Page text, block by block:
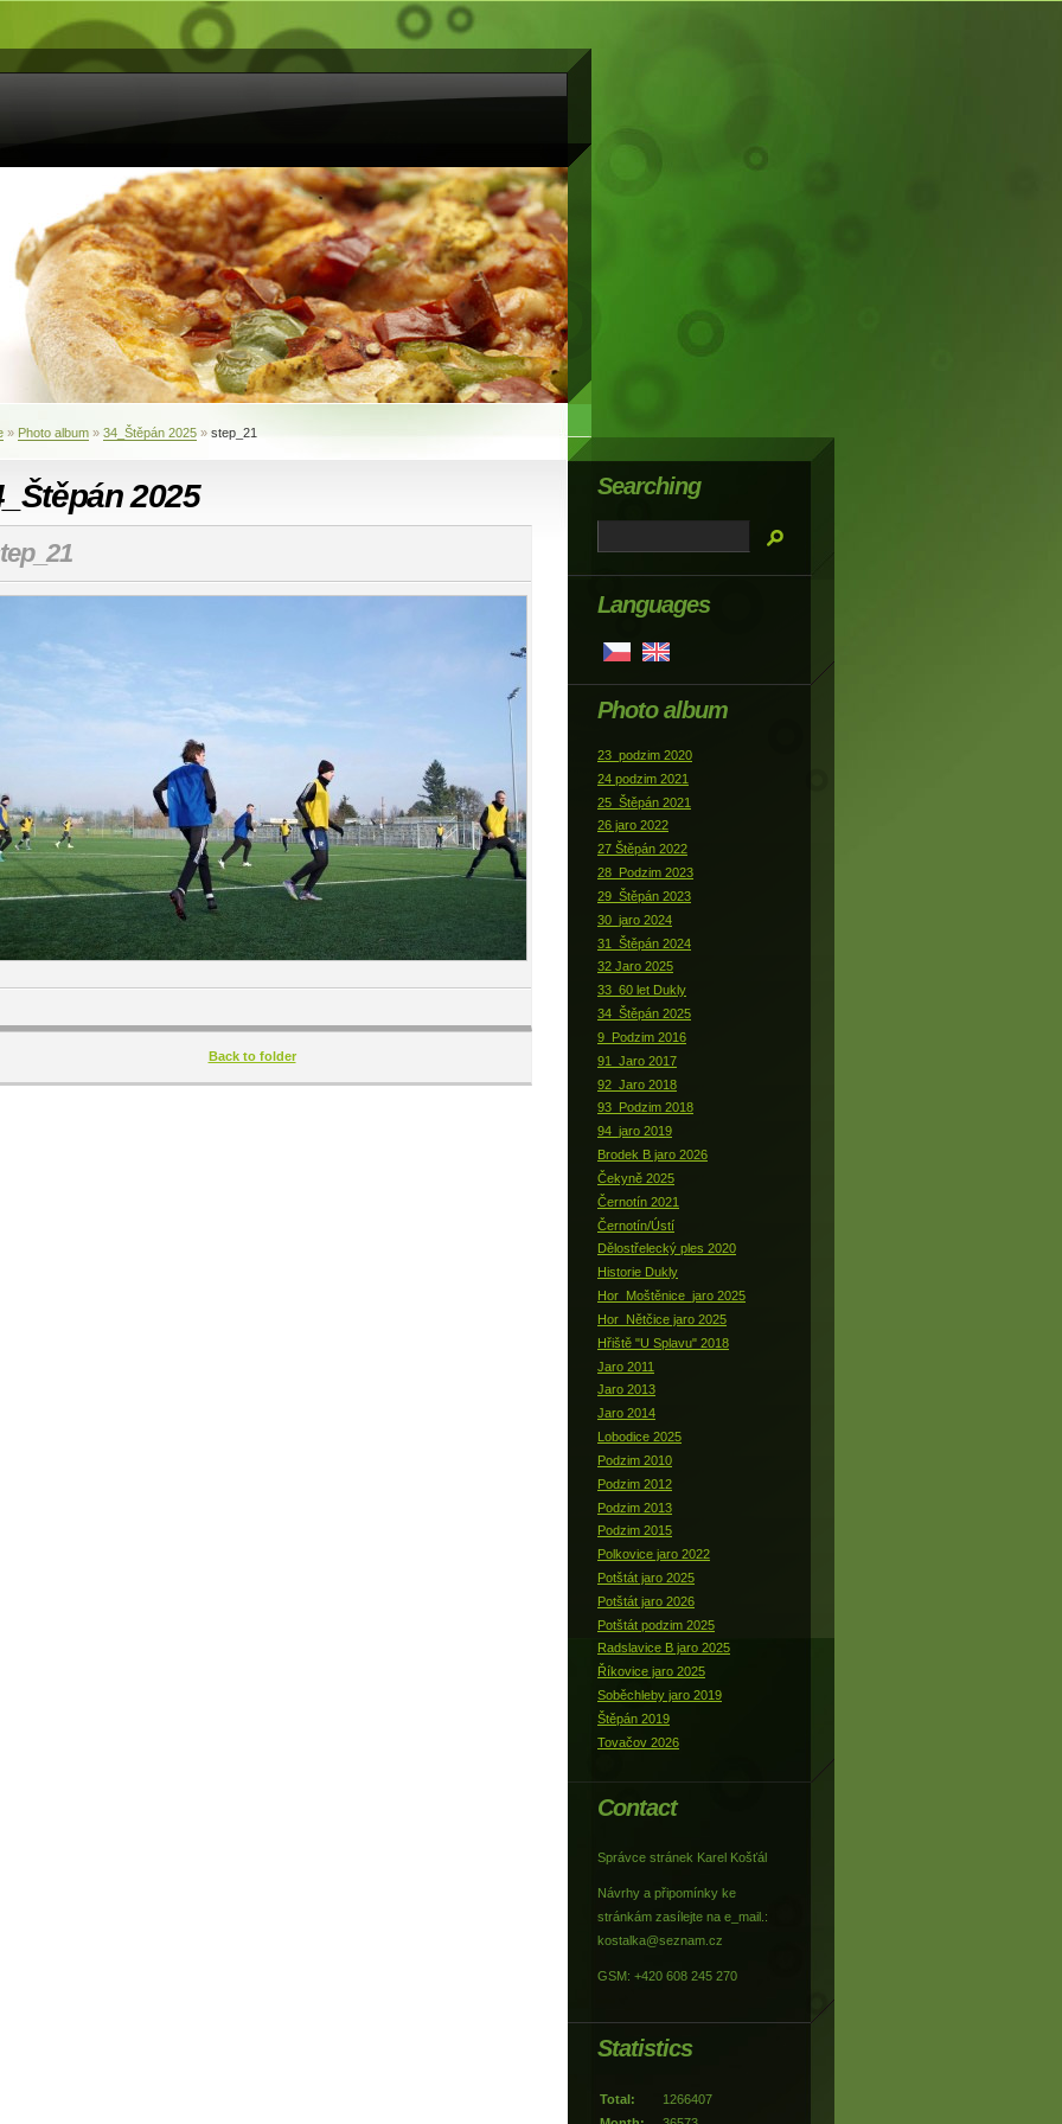
» Photo album » 34_Štěpán 2025 » step_21
2025
Back to folder
Languages
Photo album
23_podzim 2020
24 podzim 2021
25_Štěpán 2021
26 jaro 2022
27 Štěpán 2022
28_Podzim 2023
29_Štěpán 2023
30_jaro 2024
31_Štěpán 2024
32 Jaro 2025
33_60 let Dukly
34_Štěpán 2025
9_Podzim 2016
91_Jaro 2017
92_Jaro 2018
93_Podzim 2018
94_jaro 2019
Brodek B jaro 2026
Čekyně 2025
Černotín 2021
Černotín/Ústí
Dělostřelecký ples 2020
Historie Dukly
Hor_Moštěnice_jaro 2025
Hor_Nětčice jaro 2025
Hřiště "U Splavu" 2018
Jaro 2011
Jaro 2013
Jaro 2014
Lobodice 2025
Podzim 2010
Podzim 2012
Podzim 2013
Podzim 2015
Polkovice jaro 2022
Potštát jaro 2025
Potštát jaro 2026
Potštát podzim 2025
Radslavice B jaro 2025
Říkovice jaro 2025
Soběchleby jaro 2019
Štěpán 2019
Tovačov 2026
Contact
Správce stránek Karel Košťál
Návrhy a připomínky ke
stránkám zasílejte na e_mail.:
kostalka@seznam.cz
GSM: +420 608 245 270
Searching
Statistics
Total:
1266407